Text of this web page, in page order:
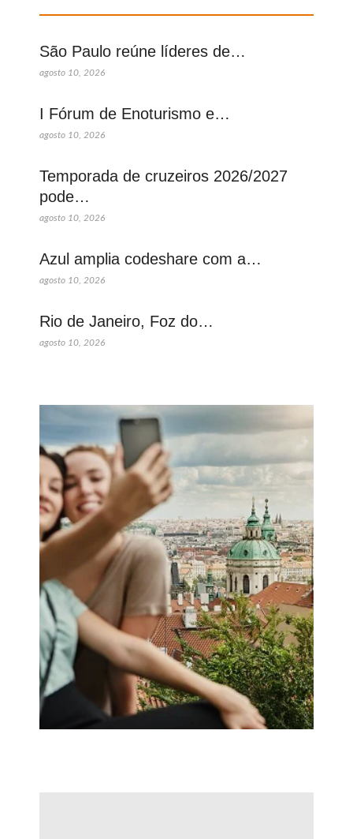
São Paulo reúne líderes de…
agosto 10, 2026
I Fórum de Enoturismo e…
agosto 10, 2026
Temporada de cruzeiros 2026/2027
pode…
agosto 10, 2026
Azul amplia codeshare com a…
agosto 10, 2026
Rio de Janeiro, Foz do…
agosto 10, 2026